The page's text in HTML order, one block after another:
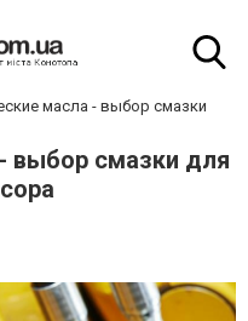
масла - выбор смазки
выбор смазки для